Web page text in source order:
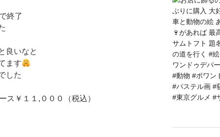
終了
良いなと
ます
した
ス￥１１,０００（税込）